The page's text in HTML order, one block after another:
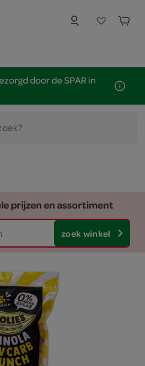
door de SPAR in
prijzen en assortiment
zoek winkel